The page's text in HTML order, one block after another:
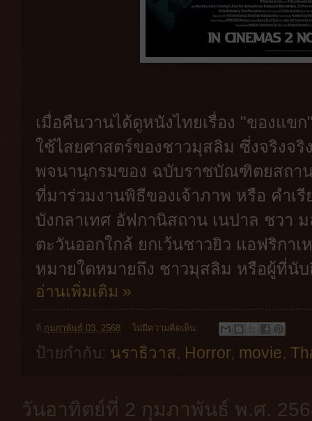
เมื่อคืนวานได้ดูหนังไทยเรื่อง "ของแข
ใช้ไสยศาสตร์ของชาวมุสลิม ซึ่งจริงจ
พจนานุกรมของ ฉบับราชบัณฑิตยสถา
ที่มาร่วมงานพิธีของเจ้าภาพ หรือ คำเ
บังกลาเทศ อัฟกานิสถาน เนปาล ชวา
ตะวันออกใกล้ ยกเว้นชาวยิว แอฟริกา
หมายใดหมายถึง ชาวมุสลิม หรือผู้ที่นั
อ่านเพิ่มเติม »
ที่ กุมภาพันธ์ 03, 2568 ไม่มีความคิดเห็น:
ป้ายกำกับ: นราธิวาส, Horror, movie,
วันอาทิตย์ที่ 2 กุมภาพันธ์ พ.ศ.